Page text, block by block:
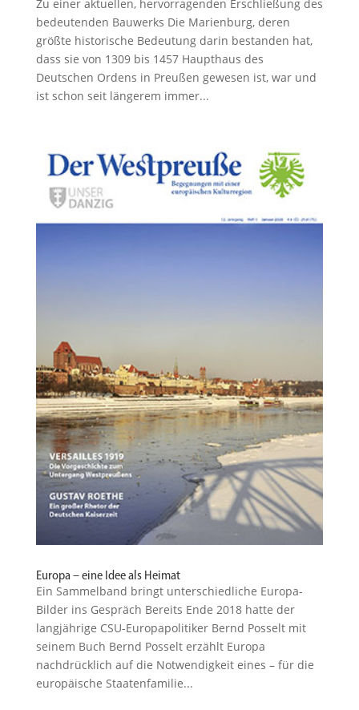
Zu einer aktuellen, hervor­ra­genden Erschließung des
bedeu­tenden Bauwerks Die Marienburg, deren
größte histo­rische Bedeutung darin bestanden hat,
dass sie von 1309 bis 1457 Haupthaus des
Deutschen Ordens in Preußen gewesen ist, war und
ist schon seit längerem immer...
Europa – eine Idee als Heimat
Ein Sammelband bringt unter­schied­liche Europa-
Bilder ins Gespräch Bereits Ende 2018 hatte der
langjährige CSU-Europapolitiker Bernd Posselt mit
seinem Buch Bernd Posselt erzählt Europa
nachdrücklich auf die Notwen­digkeit eines – für die
europäische Staaten­fa­milie...